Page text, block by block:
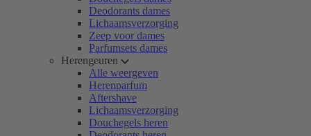
Deodorants dames
Lichaamsverzorging
Zeep voor dames
Parfumsets dames
Herengeuren
Alle weergeven
Herenparfum
Aftershave
Lichaamsverzorging
Douchegels heren